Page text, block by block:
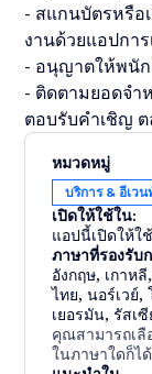
- สแกนบัตรหรือ
งานด้วยแอปกา
- อนุญาตให้พนัก
- ติดตามยอดจำ
ตอบรับคำเชิญ
หมวดหมู่
บริการ & อีเวน
เปิดให้ใช้ใน:
แอปนี้เปิดให้ใ
ภาษาที่รองรับ
อังกฤษ, เกาหลี
ไทย,นอร์เวย์,
เยอรมัน,รัสเซี
คุณสามารถเลื
ในภาษาใดก็ได้